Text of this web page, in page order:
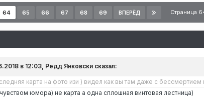
64 65 66 67 68 69 ВПЕРЁД Страница
в 12:03, Редд Янковски сказал:
карта на фото изи ) видел как вы там даже с бессмертием
юмора) не карта а одна сплошная винтовая лестница)